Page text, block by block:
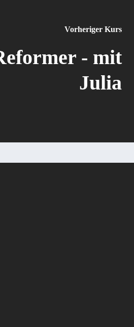
Vorheriger Kurs
- mit
Julia